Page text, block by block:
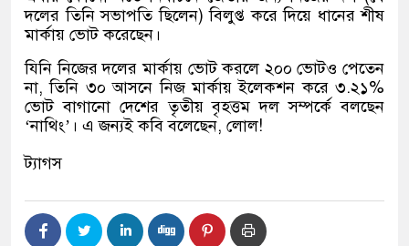
দলের তিনি সভাপতি ছিলেন)বিলুপ্ত করে দিয়ে ধানের শীষ
মার্কায় ভোট করেছেন।
যিনি নিজের দলের মার্কায় ভোট করলে ২০০ ভোটও পেতেন
না,তিনি ৩০ আসনে নিজ মার্কায় ইলেকশন করে ৩.২১%
ভোট বাগানো দেশের তৃতীয় বৃহত্তম দল সম্পর্কে বলছেন
‘নাথিং’ । এ জন্যই কবি বলেছেন, লোল!
ট্যাগস